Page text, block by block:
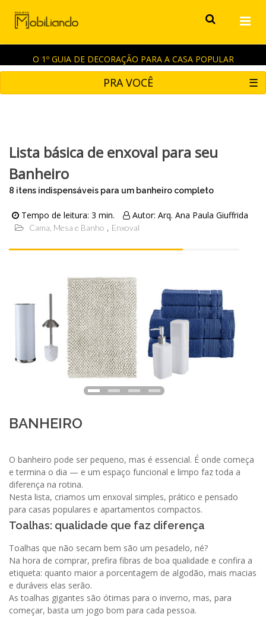
O 1º GUIA DE DECORAÇÃO PARA A CASA POPULAR
PRA VOCÊ ☰
Lista básica de enxoval para seu
Banheiro
8 itens indispensáveis para um banheiro completo
Tempo de leitura: 3 min. Autor: Arq. Ana Paula Giuffrida
Cama, Mesa e Banho Enxoval
BANHEIRO
O banheiro pode ser pequeno, mas é essencial. É onde começa
e termina o dia — e um espaço funcional e limpo faz toda a
diferença na rotina.
Nesta lista, criamos um enxoval simples, prático e pensado
para casas populares e apartamentos compactos.
Toalhas: qualidade que faz diferença
Toalhas que não secam bem são um pesadelo, né?
Na hora de comprar, prefira fibras de boa qualidade e confira a
etiqueta: quanto maior a porcentagem de algodão, mais macias
e duráveis elas serão.
As toalhas gigantes são ótimas para o inverno, mas, para
começar, basta um jogo bom para cada pessoa.